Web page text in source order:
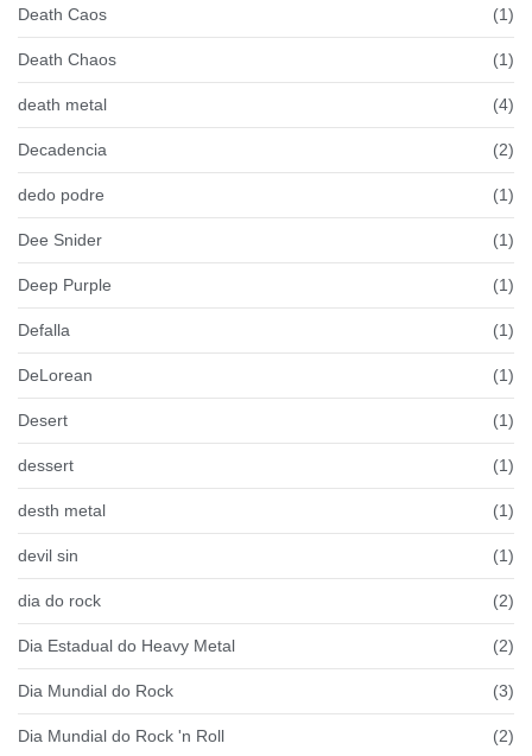
Death Caos (1)
Death Chaos (1)
death metal (4)
Decadencia (2)
dedo podre (1)
Dee Snider (1)
Deep Purple (1)
Defalla (1)
DeLorean (1)
Desert (1)
dessert (1)
desth metal (1)
devil sin (1)
dia do rock (2)
Dia Estadual do Heavy Metal (2)
Dia Mundial do Rock (3)
Dia Mundial do Rock 'n Roll (2)